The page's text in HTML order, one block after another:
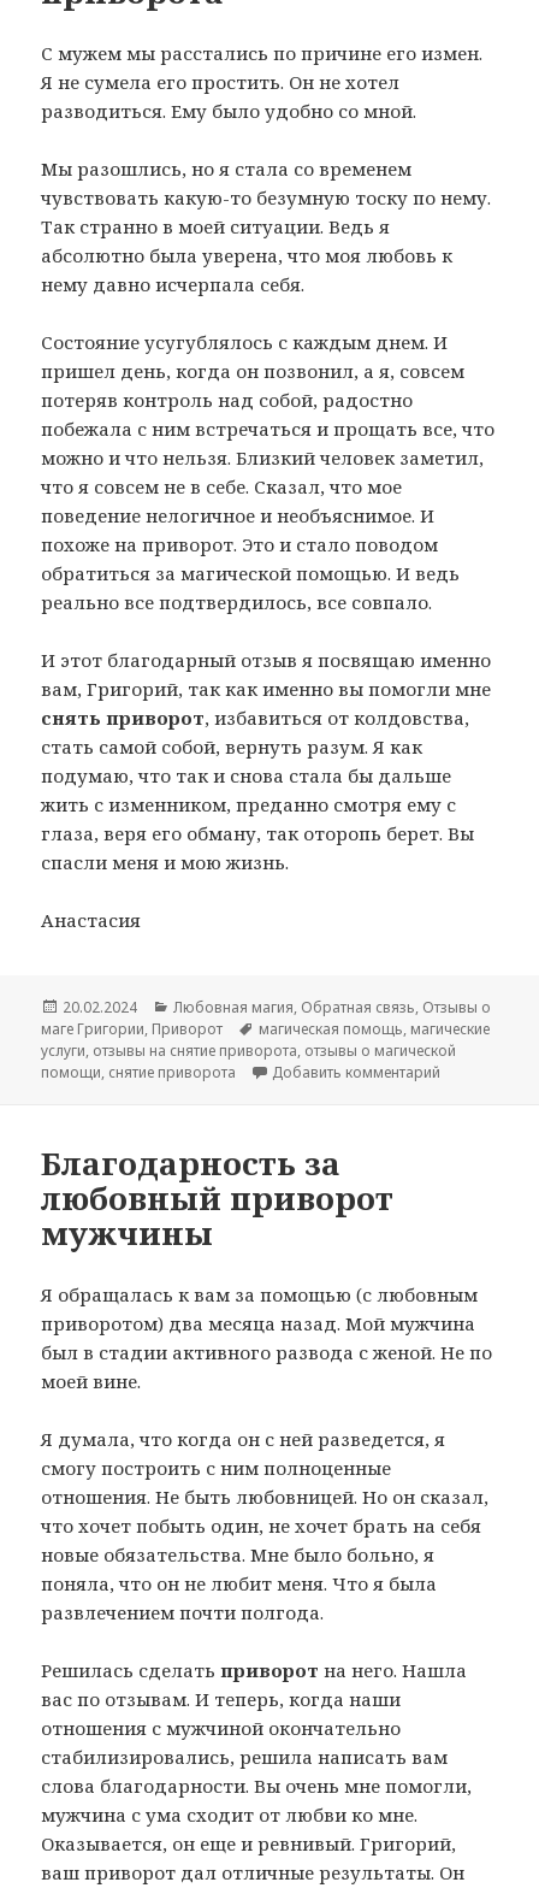
С мужем мы расстались по причине его измен.
Я не сумела его простить. Он не хотел
разводиться. Ему было удобно со мной.
Мы разошлись, но я стала со временем
чувствовать какую-то безумную тоску по нему.
Так странно в моей ситуации. Ведь я
абсолютно была уверена, что моя любовь к
нему давно исчерпала себя.
Состояние усугублялось с каждым днем. И
пришел день, когда он позвонил, а я, совсем
потеряв контроль над собой, радостно
побежала с ним встречаться и прощать все, что
можно и что нельзя. Близкий человек заметил,
что я совсем не в себе. Сказал, что мое
поведение нелогичное и необъяснимое. И
похоже на приворот. Это и стало поводом
обратиться за магической помощью. И ведь
реально все подтвердилось, все совпало.
И этот благодарный отзыв я посвящаю именно
вам, Григорий, так как именно вы помогли мне
снять приворот, избавиться от колдовства,
стать самой собой, вернуть разум. Я как
подумаю, что так и снова стала бы дальше
жить с изменником, преданно смотря ему с
глаза, веря его обману, так оторопь берет. Вы
спасли меня и мою жизнь.
Анастасия
Опубликовано
20.02.2024 Рубрики
Любовная магия, Обратная связь, Отзывы о
маге Григории, Приворот Метки
магическая помощь, магические
услуги, отзывы на снятие приворота, отзывы о магической
помощи, снятие приворота Добавить комментарий
Благодарность за
любовный приворот
мужчины
Я обращалась к вам за помощью (с любовным
приворотом) два месяца назад. Мой мужчина
был в стадии активного развода с женой. Не по
моей вине.
Я думала, что когда он с ней разведется, я
смогу построить с ним полноценные
отношения. Не быть любовницей. Но он сказал,
что хочет побыть один, не хочет брать на себя
новые обязательства. Мне было больно, я
поняла, что он не любит меня. Что я была
развлечением почти полгода.
Решилась сделатьприворот на него. Нашла
вас по отзывам. И теперь, когда наши
отношения с мужчиной окончательно
стабилизировались, решила написать вам
слова благодарности. Вы очень мне помогли,
мужчина с ума сходит от любви ко мне.
Оказывается, он еще и ревнивый. Григорий,
ваш приворот дал отличные результаты. Он